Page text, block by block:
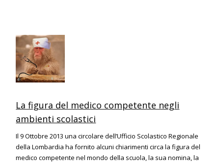
La figura del medico competente negli
ambienti scolastici
Il 9 Ottobre 2013 una circolare dell’Ufficio Scolastico Regionale
della Lombardia ha fornito alcuni chiarimenti circa la figura del
medico competente nel mondo della scuola, la sua nomina, la